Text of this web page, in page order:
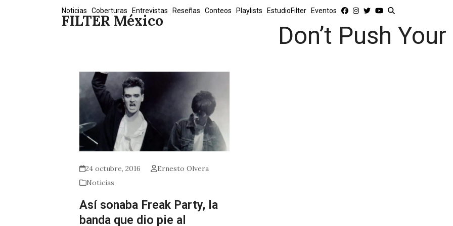
FILTER México
Noticias Coberturas Entrevistas Reseñas Conteos Playlists EstudioFilter Eventos
Don’t Push
24 octubre, 2016
Ernesto Olvera
Noticias
Así sonaba Freak Party, la
banda que dio pie al